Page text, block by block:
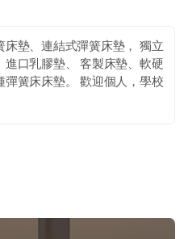
墊、連結式彈簧床墊， 獨立
口乳膠墊、 客製床墊、軟硬
簧床床墊。 歡迎個人，學校
洽詢您需求的床墊，或是到